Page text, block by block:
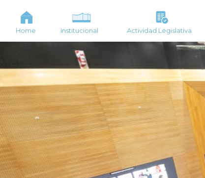
Home Institucional Actividad Legislativa